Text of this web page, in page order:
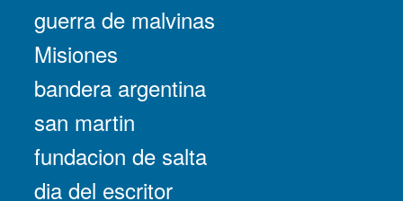
guerra de malvinas
Misiones
bandera argentina
san martin
fundacion de salta
dia del escritor